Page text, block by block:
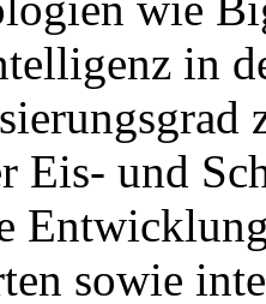
in
Eis- und
sowie